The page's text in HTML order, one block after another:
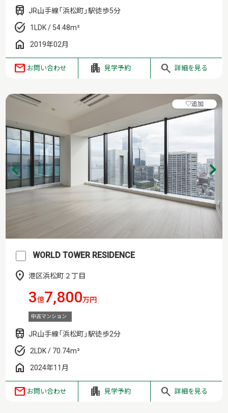
JR山手線「浜松町」駅徒歩5分
1LDK / 54.48m²
2019年02月
お問い合わせ 見学予約 詳細を見る
WORLD TOWER RESIDENCE
港区浜松町２丁目
3億7,800万円
中古マンション
JR山手線「浜松町」駅徒歩2分
2LDK / 70.74m²
2024年11月
♡追加
お問い合わせ 見学予約 詳細を見る